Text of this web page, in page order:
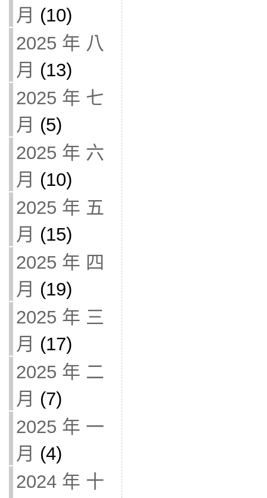
月 (10)
2025 年 八
月 (13)
2025 年 七
月 (5)
2025 年 六
月 (10)
2025 年 五
月 (15)
2025 年 四
月 (19)
2025 年 三
月 (17)
2025 年 二
月 (7)
2025 年 一
月 (4)
2024 年 十